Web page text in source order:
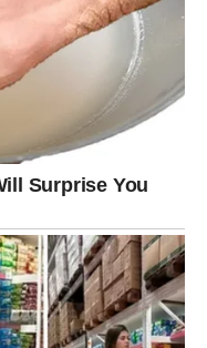
glavni izvor